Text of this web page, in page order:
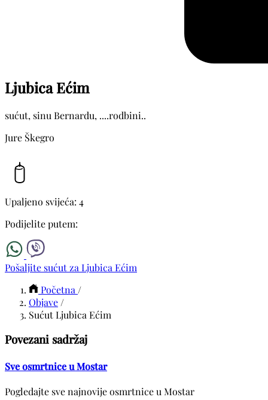
Ljubica Ećim
sućut, sinu Bernardu, ....rodbini..
Jure Škegro
Upaljeno svijeća: 4
Podijelite putem:
Pošaljite sućut za Ljubica Ećim
Početna /
Objave /
Sućut Ljubica Ećim
Povezani sadržaj
Sve osmrtnice u Mostar
Pogledajte sve najnovije osmrtnice u Mostar